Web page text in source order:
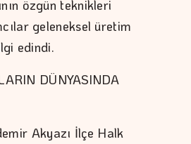
özgün teknikleri
geleneksel üretim
edindi.
DÜNYASINDA
Akyazı İlçe Halk